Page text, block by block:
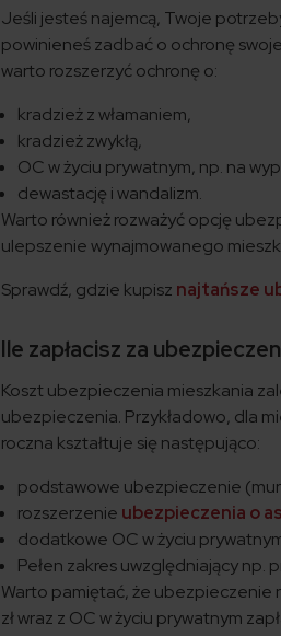
Jeśli jesteś najemcą, Twoje
powinieneś zadbać o ochronę
warto rozszerzyć ochronę o:
kradzież z włamaniem,
kradzież zwykłą,
OC w życiu prywatnym, np. na
dewastację i wandalizm.
Warto również rozważyć opcję
ulepszenie wynajmowanego
Sprawdź, gdzie kupisz najtańsze
Ile zapłacisz za
Koszt ubezpieczenia mieszkania
ubezpieczenia. Przykładowo, dla
roczna kształtuje się następująco:
podstawowe ubezpieczenie
rozszerzenie ubezpieczenia o
dodatkowe OC w życiu
Pełen zakres uwzględniający np.
Warto pamiętać, że ubezpieczenie
zł wraz z OC w życiu prywatnym